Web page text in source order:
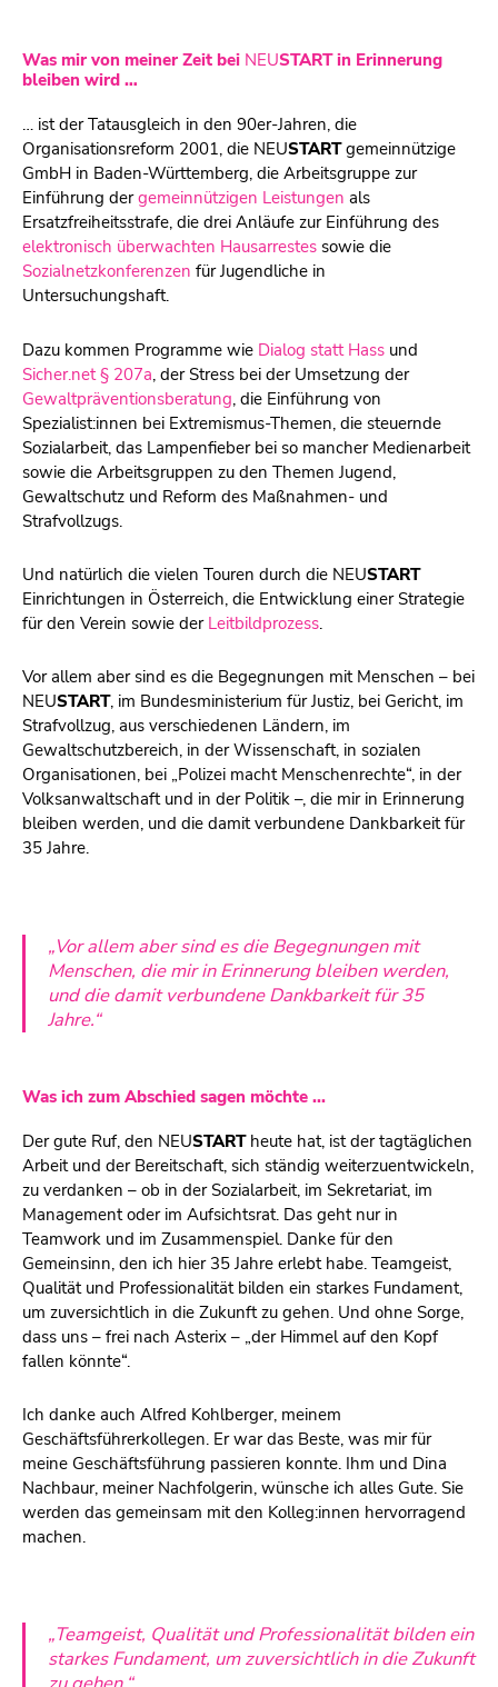
Was mir von meiner Zeit bei NEUSTARTin Erinnerung
bleiben wird …
… ist der Tatausgleich in den 90er-Jahren, die
Organisationsreform 2001, die NEUSTARTgemeinnützige
GmbH in Baden-Württemberg, die Arbeitsgruppe zur
Einführung dergemeinnützigen Leistungen als
Ersatzfreiheitsstrafe, die drei Anläufe zur Einführung des
elektronisch überwachten Hausarrestes sowie die
Sozialnetzkonferenzen für Jugendliche in
Untersuchungshaft.
Dazu kommen Programme wie Dialog statt Hass und
Sicher.net § 207a, der Stress bei der Umsetzung der
Gewaltpräventionsberatung, die Einführung von
Spezialist:innen bei Extremismus-Themen, die steuernde
Sozialarbeit, das Lampenfieber bei so mancher Medienarbeit
sowie die Arbeitsgruppen zu den Themen Jugend,
Gewaltschutz und Reform des Maßnahmen- und
Strafvollzugs.
Und natürlich die vielen Touren durch die NEUSTART
Einrichtungen in Österreich, die Entwicklung einer Strategie
für den Verein sowie der Leitbildprozess.
Vor allem aber sind es die Begegnungen mit Menschen – bei
NEUSTART, im Bundesministerium für Justiz, bei Gericht, im
Strafvollzug, aus verschiedenen Ländern, im
Gewaltschutzbereich, in der Wissenschaft, in sozialen
Organisationen, bei „Polizei macht Menschenrechte“, in der
Volksanwaltschaft und in der Politik –, die mir in Erinnerung
bleiben werden, und die damit verbundene Dankbarkeit für
35 Jahre.
„Vor allem aber sind es die Begegnungen mit
Menschen, die mir in Erinnerung bleiben werden,
und die damit verbundene Dankbarkeit für 35
Jahre.“
Was ich zum Abschied sagen möchte ...
Der gute Ruf, den NEUSTARTheute hat, ist der tagtäglichen
Arbeit und der Bereitschaft, sich ständig weiterzuentwickeln,
zu verdanken – ob in der Sozialarbeit, im Sekretariat, im
Management oder im Aufsichtsrat. Das geht nur in
Teamwork und im Zusammenspiel. Danke für den
Gemeinsinn, den ich hier 35 Jahre erlebt habe. Teamgeist,
Qualität und Professionalität bilden ein starkes Fundament,
um zuversichtlich in die Zukunft zu gehen. Und ohne Sorge,
dass uns – frei nach Asterix – „der Himmel auf den Kopf
fallen könnte“.
Ich danke auch Alfred Kohlberger, meinem
Geschäftsführerkollegen. Er war das Beste, was mir für
meine Geschäftsführung passieren konnte. Ihm und Dina
Nachbaur, meiner Nachfolgerin, wünsche ich alles Gute. Sie
werden das gemeinsam mit den Kolleg:innen hervorragend
machen.
„Teamgeist, Qualität und Professionalität bilden ein
starkes Fundament, um zuversichtlich in die Zukunft